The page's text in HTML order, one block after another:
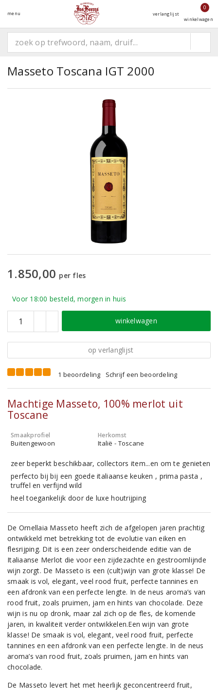
menu verlanglijst
0
winkelwagen
Masseto Toscana IGT 2000
1.850,00 per fles
Voor 18:00 besteld, morgen in huis
winkelwagen
op verlanglijst
1 beoordeling Schrijf een beoordeling
Machtige Masseto, 100% merlot uit
Toscane
Smaakprofiel
Buitengewoon
Herkomst
Italië - Toscane
zeer beperkt beschikbaar, collectors item...en om te genieten
perfecto bij bij een goede italiaanse keuken , prima pasta ,
truffel en verfijnd wild
heel toegankelijk door de luxe houtrijping
De Ornellaia Masseto heeft zich de afgelopen jaren prachtig
ontwikkeld met betrekking tot de evolutie van eiken en
flesrijping. Dit is een zeer onderscheidende editie van de
Italiaanse Merlot die voor een zijdezachte en gestroomlijnde
wijn zorgt. De Masseto is een (cult)wijn van grote klasse! De
smaak is vol, elegant, veel rood fruit, perfecte tannines en
een afdronk van een perfecte lengte. In de neus aroma’s van
rood fruit, zoals pruimen, jam en hints van chocolade. Deze
wijn is nu op dronk, maar zal zich op de fles, de komende
jaren, in kwaliteit verder ontwikkelen.Een wijn van grote
klasse! De smaak is vol, elegant, veel rood fruit, perfecte
tannines en een afdronk van een perfecte lengte. In de neus
aroma’s van rood fruit, zoals pruimen, jam en hints van
chocolade.
De Masseto levert het met heerlijk geconcentreerd fruit,